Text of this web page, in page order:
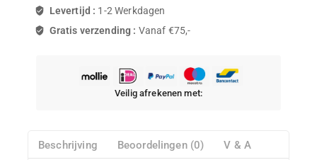
Levertijd : 1-2 Werkdagen
Gratis verzending : Vanaf €75,-
Veilig afrekenen met:
Beschrijving Beoordelingen (0) V & A